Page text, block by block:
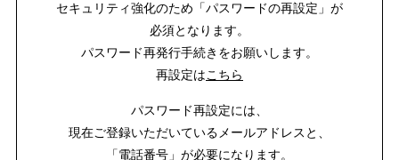
セキュリティ強化のため「パスワードの再設定」が
必須となります。
パスワード再発行手続きをお願いします。
再設定はこちら
パスワード再設定には、
現在ご登録いただいているメールアドレスと、
「電話番号」が必要になります。